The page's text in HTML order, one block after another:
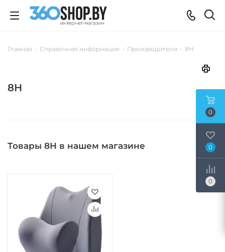
Главная - Справочная информация - Производители - 8H
8H
Товары 8H в нашем магазине
0
0
0